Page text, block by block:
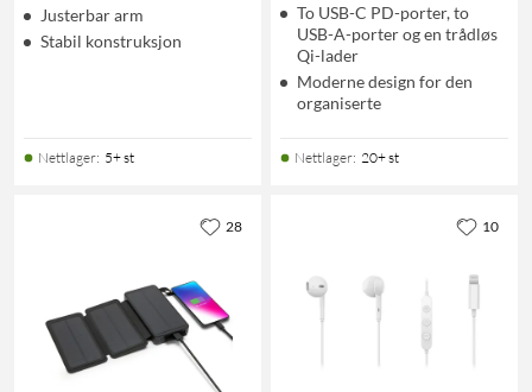
Justerbar arm
Stabil konstruksjon
Nettlager: 5+ st
To USB-C PD-porter, to
USB-A-porter og en trådløs
Qi-lader
Moderne design for den
organiserte
Nettlager: 20+ st
28 10